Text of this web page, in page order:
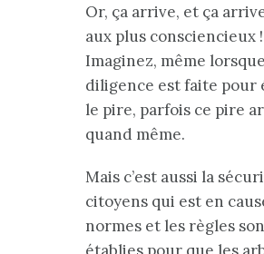
Or, ça arrive, et ça
aux plus consciencieux !
Imaginez, même
diligence est faite pour
le pire, parfois ce pire
quand même.
Mais c’est aussi la
citoyens qui est en
normes et les règles
établies pour que les